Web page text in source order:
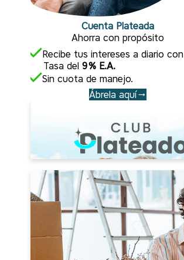
Cuenta Plateada
Ahorra con propósito
Recibe tus intereses a diario con
Tasa del9% E.A.
Sin cuota de manejo.
Ábrela aquí